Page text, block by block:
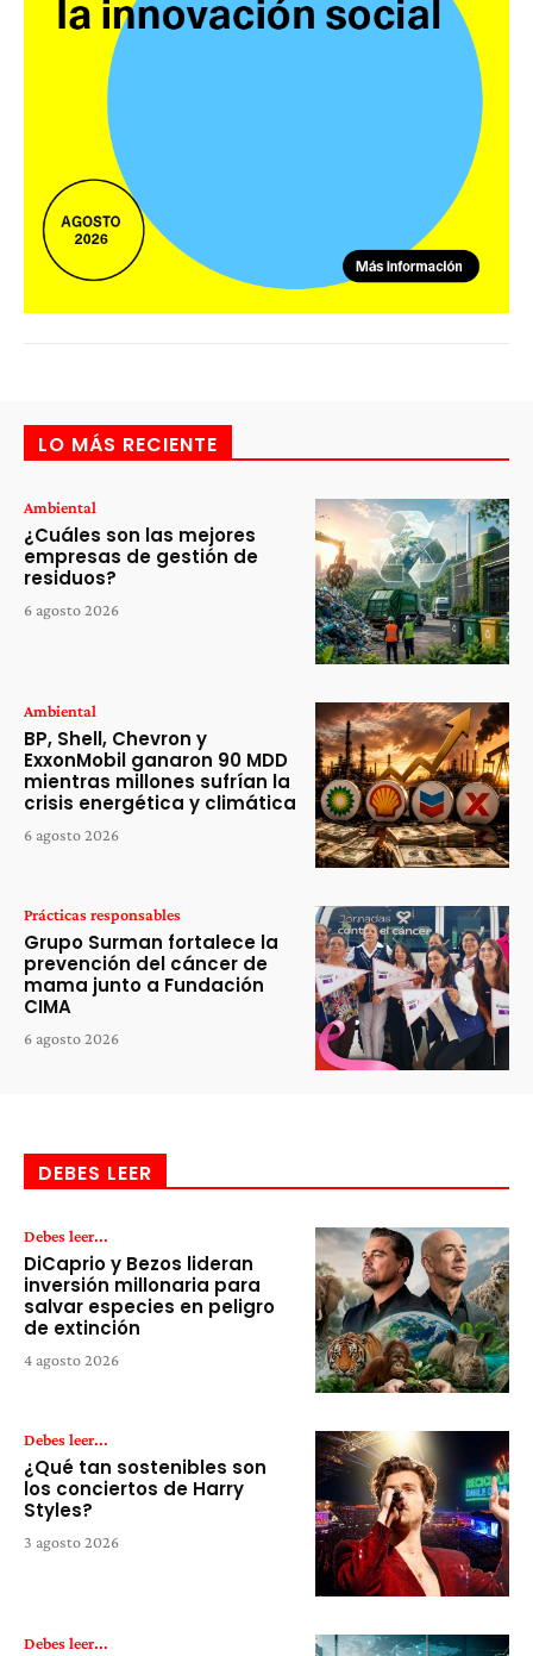
LO MÁS RECIENTE
Ambiental
¿Cuáles son las mejores
empresas de gestión de
residuos?
6 agosto 2026
Ambiental
BP, Shell, Chevron y
ExxonMobil ganaron 90 MDD
mientras millones sufrían la
crisis energética y climática
6 agosto 2026
Prácticas responsables
Grupo Surman fortalece la
prevención del cáncer de
mama junto a Fundación
CIMA
6 agosto 2026
DEBES LEER
Debes leer...
DiCaprio y Bezos lideran
inversión millonaria para
salvar especies en peligro
de extinción
4 agosto 2026
Debes leer...
¿Qué tan sostenibles son
los conciertos de Harry
Styles?
3 agosto 2026
Debes leer...